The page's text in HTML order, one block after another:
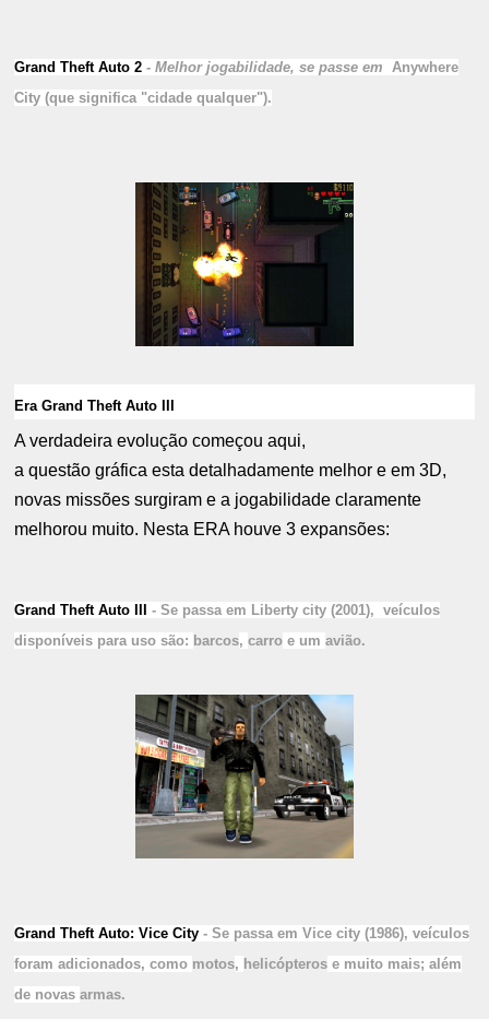
Grand Theft Auto 2- Melhor jogabilidade, se passe em
Anywhere
City (que significa "cidade qualquer").
Era Grand Theft Auto III
A verdadeira evolução começou aqui,
a questão gráfica esta detalhadamente melhor e em 3D,
novas missões surgiram e a jogabilidade claramente
melhorou muito. Nesta ERA houve 3 expansões:
Grand Theft Auto III- Se passa em Liberty city (2001), veículos
disponíveis para uso são: barcos,carro e umavião.
Grand Theft Auto: Vice City- Se passa em Vice city (1986),veículos
foram adicionados, como motos, helicópteros e muito mais; além
de novasarmas.